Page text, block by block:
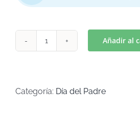
PADRE
Añadir al
Categoría: Día del Padre